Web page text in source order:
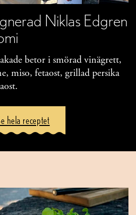
Niklas Edgren
betor i smörad vinägrett,
miso, fetaost, grillad persika
hela receptet